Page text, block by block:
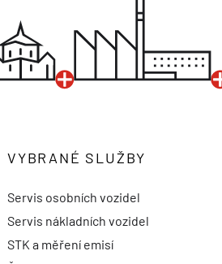
VYBRANÉ SLUŽBY
Servis osobních vozidel
Servis nákladních vozidel
STK a měření emisí